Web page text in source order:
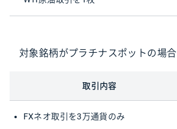
対象銘柄がプラチナスポットの場合
取引内容
FXネオ取引を3万通貨のみ